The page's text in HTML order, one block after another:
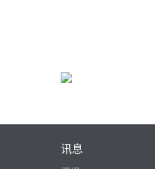
讯息